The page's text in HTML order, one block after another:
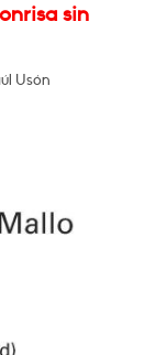
sin
Usón